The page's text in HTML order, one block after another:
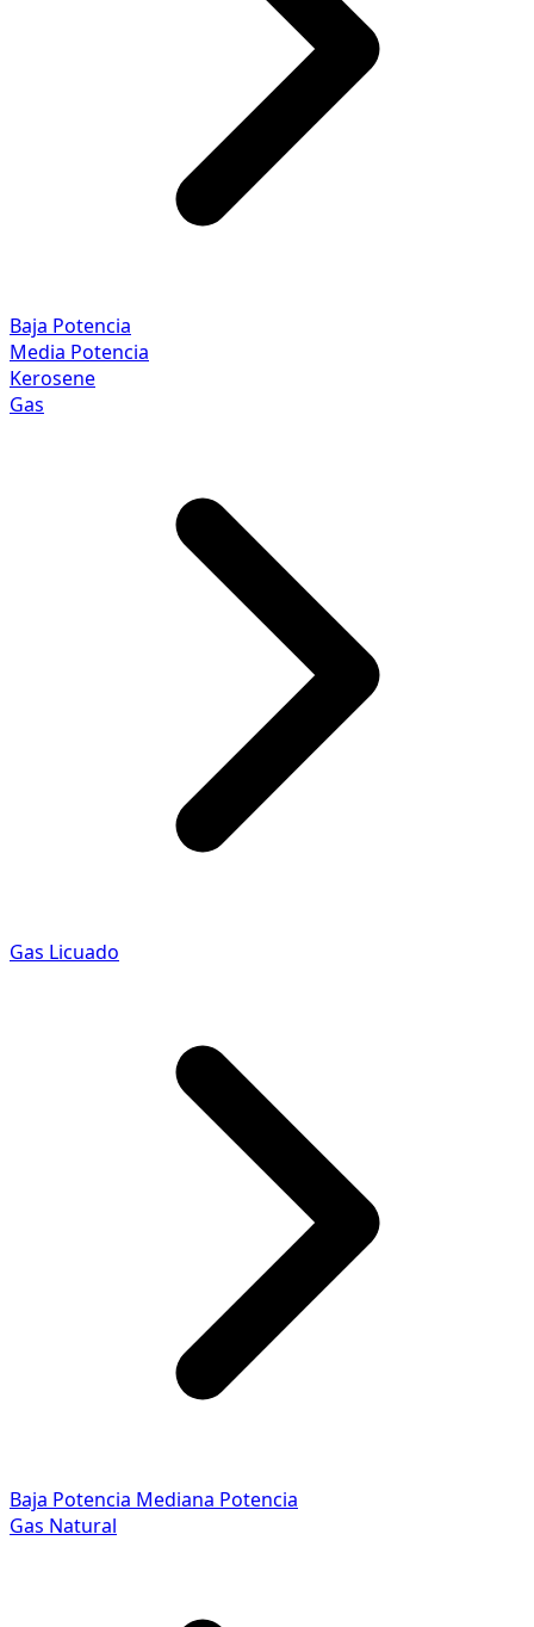
Baja Potencia
Media Potencia
Kerosene
Gas
Gas Licuado
Baja Potencia Mediana Potencia
Gas Natural